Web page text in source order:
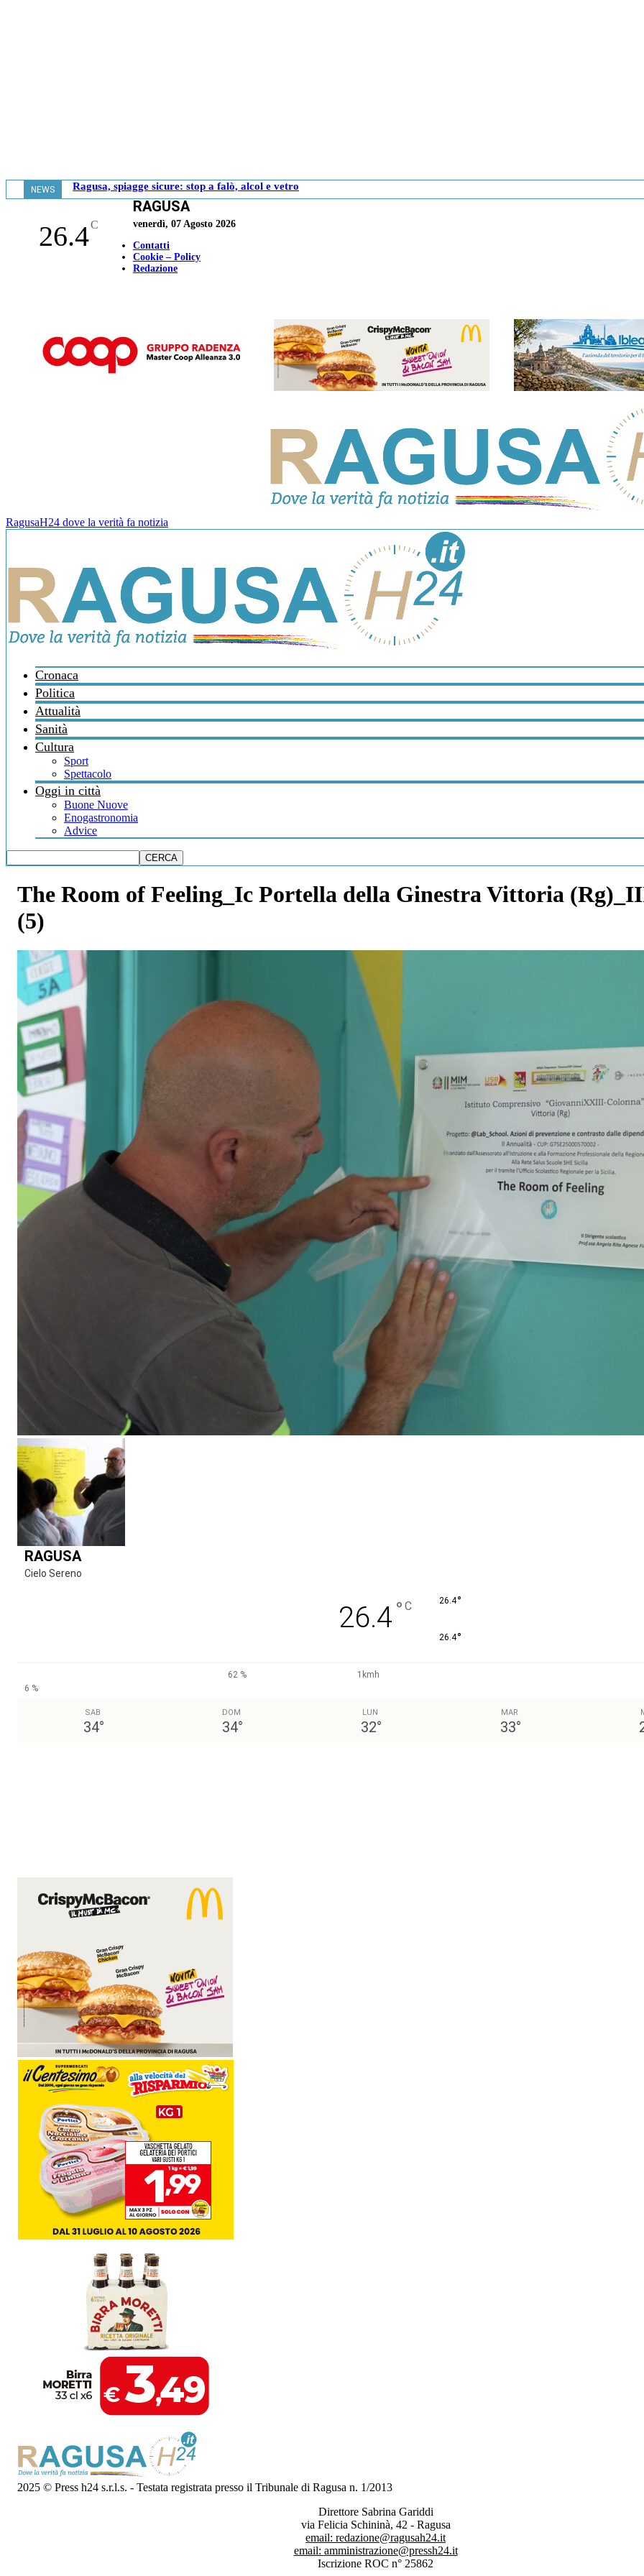
NEWS Ragusa, spiagge sicure: stop a falò, alcol e vetro
26.4C
RAGUSA
venerdì, 07 Agosto 2026
Contatti
Cookie – Policy
Redazione
RagusaH24 dove la verità fa notizia
Cronaca
Politica
Attualità
Sanità
Cultura
Sport
Spettacolo
Oggi in città
Buone Nuove
Enogastronomia
Advice
The Room of Feeling_Ic Portella della Ginestra Vittoria
(5)
RAGUSA
Cielo Sereno
26.4 ° C 26.4°
26.4°
62 %
1kmh
6 %
SAB
34°
DOM
34°
LUN
32°
MAR
33°
2025 © Press h24 s.r.l.s. - Testata registrata presso il Tribunale di Ragusa n. 1/2013
Direttore Sabrina Gariddi
via Felicia Schininà, 42 - Ragusa
email: redazione@ragusah24.it
email: amministrazione@pressh24.it
Iscrizione ROC n° 25862